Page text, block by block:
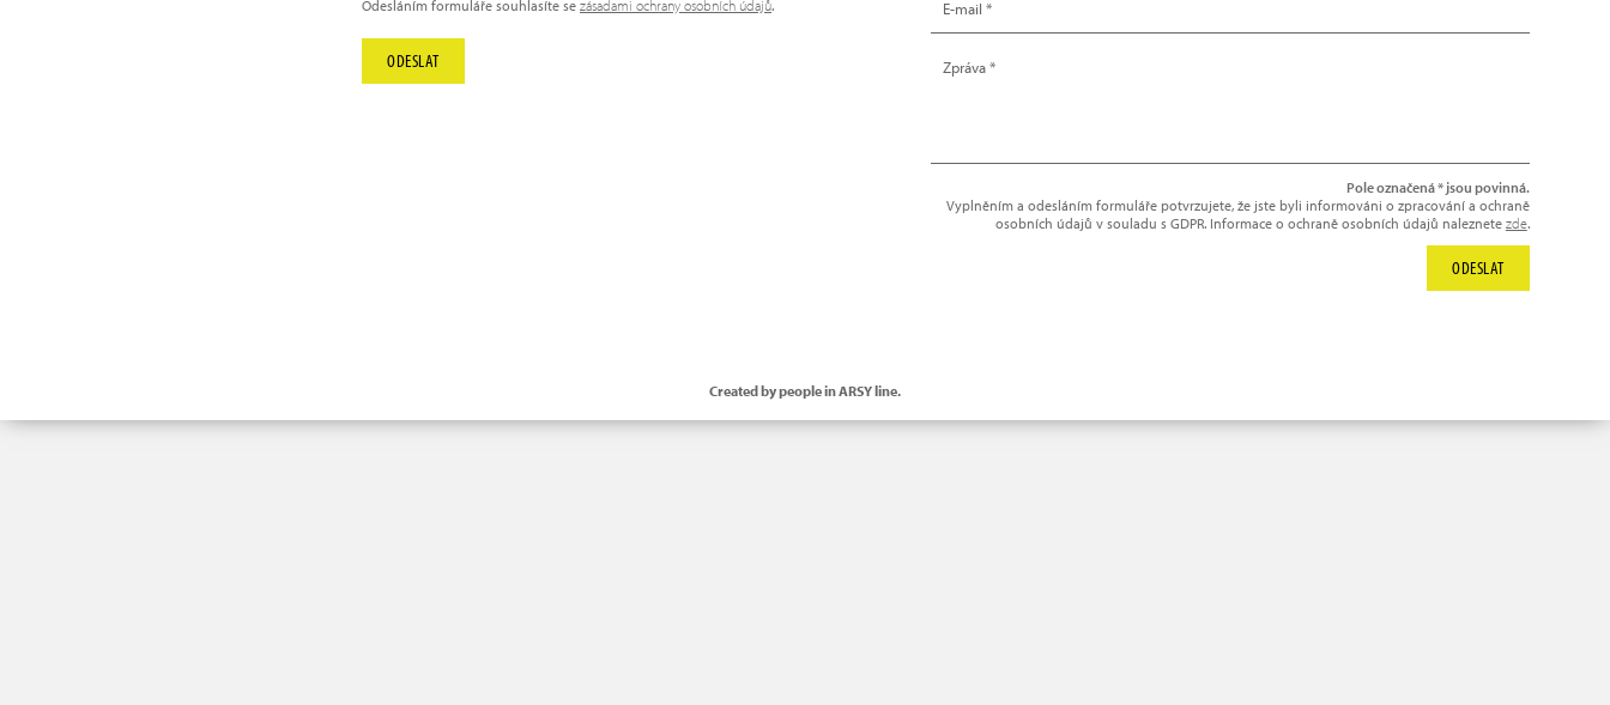
Odesláním formuláře souhlasíte se zásadami ochrany osobních údajů.
ODESLAT
Pole označená * jsou povinná.
Vyplněním a odesláním formuláře potvrzujete, že jste byli informováni o zpracování a ochraně
osobních údajů v souladu s GDPR. Informace o ochraně osobních údajů naleznete zde.
ODESLAT
Created by people in ARSY line.